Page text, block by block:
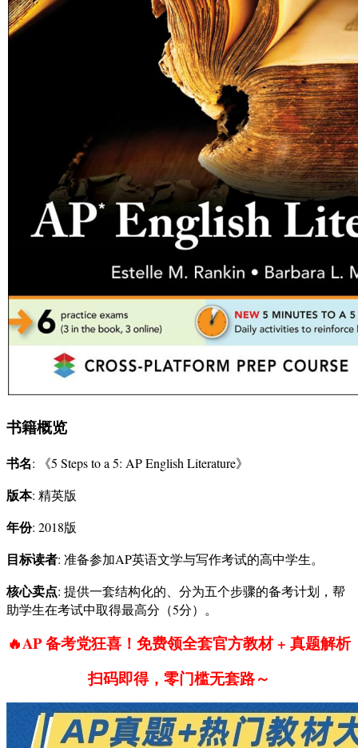
书籍概览
书名: 《5 Steps to a 5: AP English Literature》
版本: 精英版
年份: 2018版
目标读者: 准备参加AP英语文学与写作考试的高中学生。
核心卖点: 提供一套结构化的、分为五个步骤的备考计划，帮
助学生在考试中取得最高分（5分）。
🔥AP 备考党狂喜！免费领全套官方教材 + 真题解析
扫码即得，零门槛无套路～